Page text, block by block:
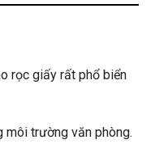
rọc giấy rất phổ biển
môi trường văn phòng.